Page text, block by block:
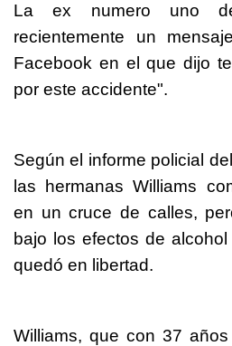
La ex numero uno
recientemente un
Facebook en el que dijo
por este accidente".
Según el informe policial
las hermanas Williams
en un cruce de calles,
bajo los efectos de
quedó en libertad.
Williams, que con 37